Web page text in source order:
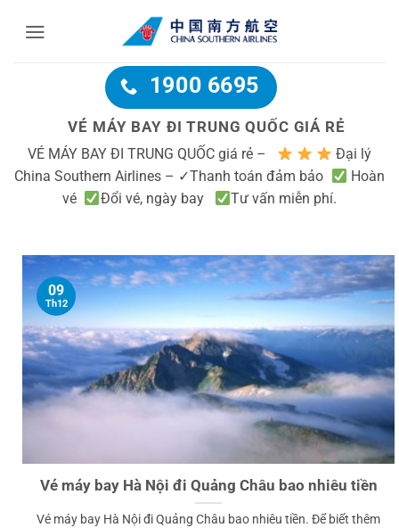
1900 6695
VÉ MÁY BAY ĐI TRUNG QUỐC GIÁ RẺ
VÉ MÁY BAY ĐI TRUNG QUỐC giá rẻ –
Đại lý
China Southern Airlines – ✓Thanh toán đảm bảo
Hoàn
vé
Đổi vé, ngày bay Tư vấn miễn phí.
Vé máy bay Hà Nội đi Quảng Châu bao nhiêu tiền
Vé máy bay Hà Nội đi Quảng Châu bao nhiêu tiền. Để biết thêm
09
Th12